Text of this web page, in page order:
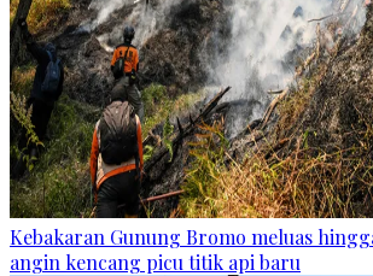
Kebakaran Gunung Bromo meluas
angin kencang picu titik api baru